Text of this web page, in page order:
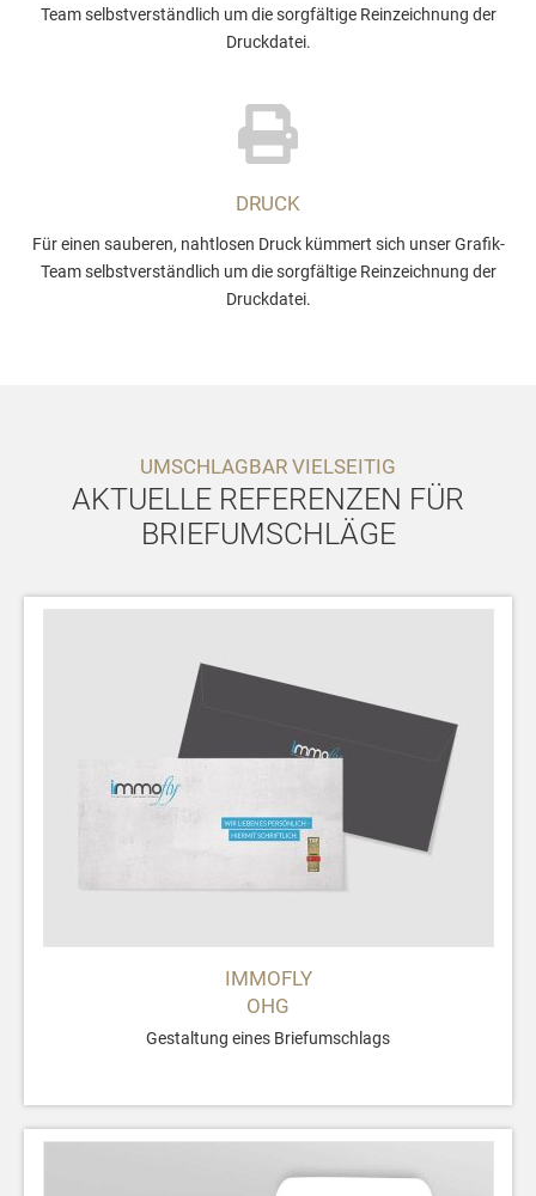
Team selbstverständlich um die sorgfältige Reinzeichnung der
Druckdatei.
DRUCK
Für einen sauberen, nahtlosen Druck kümmert sich unser Grafik-
Team selbstverständlich um die sorgfältige Reinzeichnung der
Druckdatei.
UMSCHLAGBAR VIELSEITIG
AKTUELLE REFERENZEN FÜR
BRIEFUMSCHLÄGE
IMMOFLY
OHG
Gestaltung eines Briefumschlags